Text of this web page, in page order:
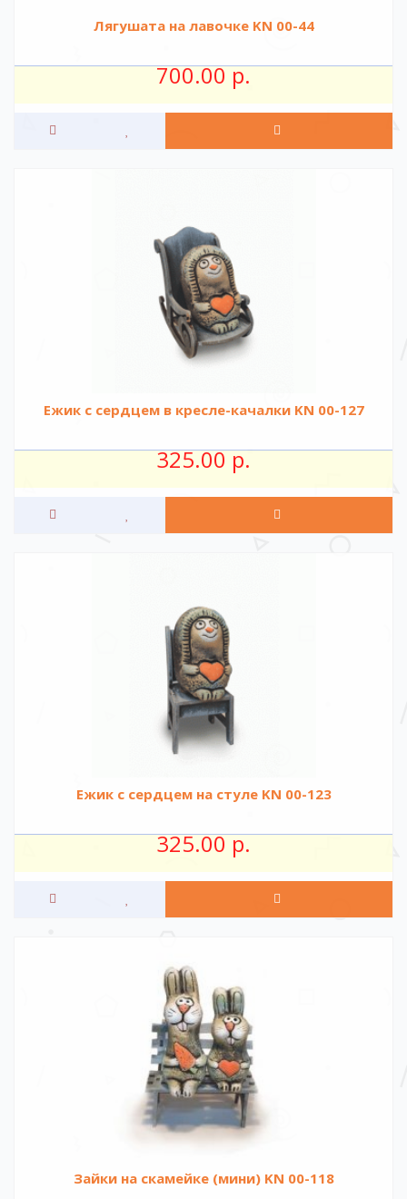
Лягушата на лавочке KN 00-44
700.00 р.
Ежик с сердцем в кресле-качалки KN 00-127
325.00 р.
Ежик с сердцем на стуле KN 00-123
325.00 р.
Зайки на скамейке (мини) KN 00-118